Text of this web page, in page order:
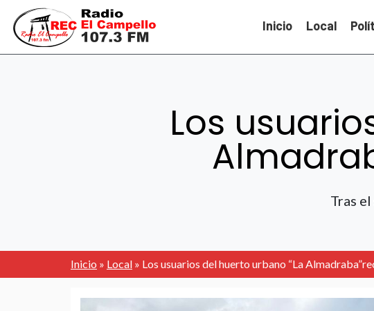
Inicio Local
Los
Tras
Inicio » Local » Los usuarios del huerto urbano “La